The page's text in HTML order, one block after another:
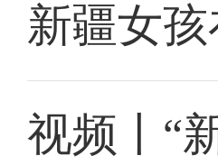
新疆女
视频丨“